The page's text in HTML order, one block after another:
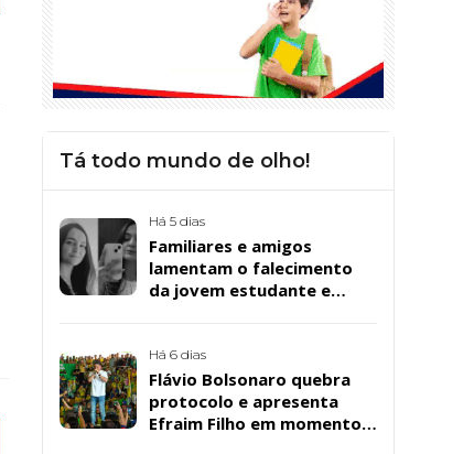
Tá todo mundo de olho!
Há 5 dias
Familiares e amigos
lamentam o falecimento
da jovem estudante e
Santos, em Patos
Há 6 dias
Flávio Bolsonaro quebra
protocolo e apresenta
Efraim Filho em momento